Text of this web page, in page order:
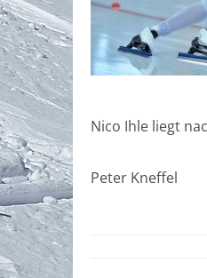
Nico Ihle liegt
Peter Kneffel